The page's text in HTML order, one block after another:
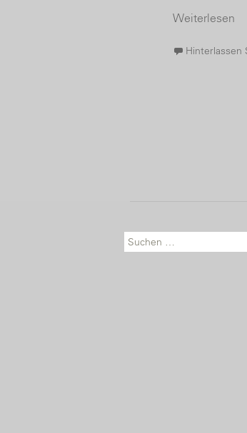
Weiterlesen
Hinterlassen
Suche nach: